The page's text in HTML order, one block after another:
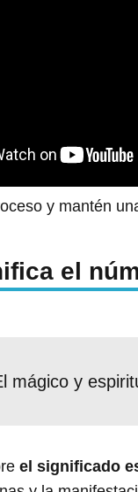
y mantén
el
mágico y
el significado